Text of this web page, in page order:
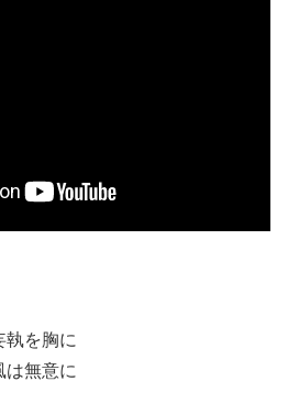
を胸に
無意に